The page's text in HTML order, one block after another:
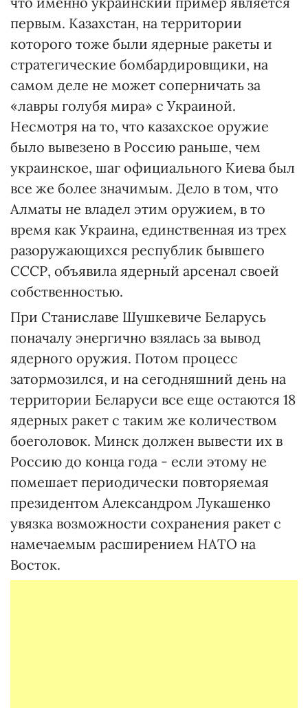
первым. Казахстан, на территории
которого тоже были ядерные ракеты и
стратегические бомбардировщики, на
самом деле не может соперничать за
«лавры голубя мира» с Украиной.
Несмотря на то, что казахское оружие
было вывезено в Россию раньше, чем
украинское, шаг официального Киева был
все же более значимым. Дело в том, что
Алматы не владел этим оружием, в то
время как Украина, единственная из трех
разоружающихся республик бывшего
СССР, объявила ядерный арсенал своей
собственностью.
При Станиславе Шушкевиче Беларусь
поначалу энергично взялась за вывод
ядерного оружия. Потом процесс
затормозился, и на сегодняшний день на
территории Беларуси все еще остаются 18
ядерных ракет с таким же количеством
боеголовок. Минск должен вывести их в
Россию до конца года - если этому не
помешает периодически повторяемая
президентом Александром Лукашенко
увязка возможности сохранения ракет с
намечаемым расширением НАТО на
Восток.